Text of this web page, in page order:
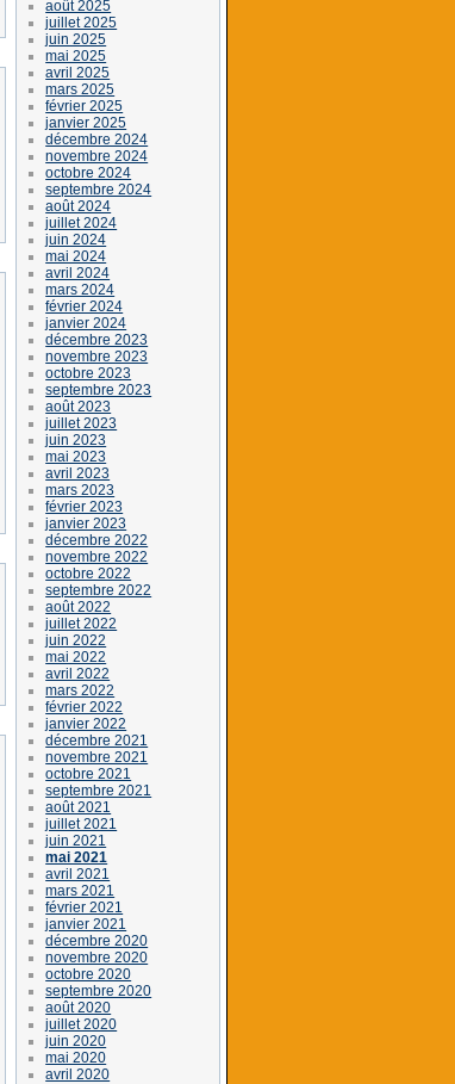
août 2025
juillet 2025
juin 2025
mai 2025
avril 2025
mars 2025
février 2025
janvier 2025
décembre 2024
novembre 2024
octobre 2024
septembre 2024
août 2024
juillet 2024
juin 2024
mai 2024
avril 2024
mars 2024
février 2024
janvier 2024
décembre 2023
novembre 2023
octobre 2023
septembre 2023
août 2023
juillet 2023
juin 2023
mai 2023
avril 2023
mars 2023
février 2023
janvier 2023
décembre 2022
novembre 2022
octobre 2022
septembre 2022
août 2022
juillet 2022
juin 2022
mai 2022
avril 2022
mars 2022
février 2022
janvier 2022
décembre 2021
novembre 2021
octobre 2021
septembre 2021
août 2021
juillet 2021
juin 2021
mai 2021
avril 2021
mars 2021
février 2021
janvier 2021
décembre 2020
novembre 2020
octobre 2020
septembre 2020
août 2020
juillet 2020
juin 2020
mai 2020
avril 2020